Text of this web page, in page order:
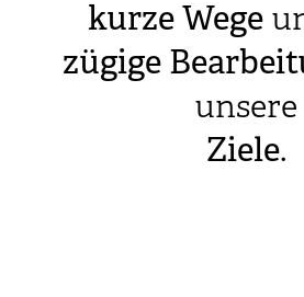
kurzeWege
zügige
unsere
Ziele.